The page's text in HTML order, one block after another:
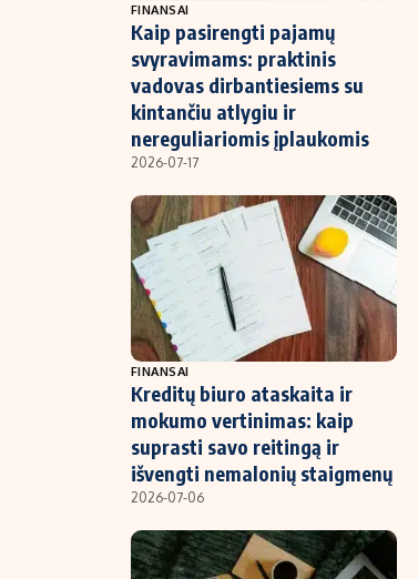
FINANSAI
Kaip pasirengti pajamų
svyravimams: praktinis
vadovas dirbantiesiems su
kintančiu atlygiu ir
nereguliariomis įplaukomis
2026-07-17
FINANSAI
Kreditų biuro ataskaita ir
mokumo vertinimas: kaip
suprasti savo reitingą ir
išvengti nemalonių staigmenų
2026-07-06